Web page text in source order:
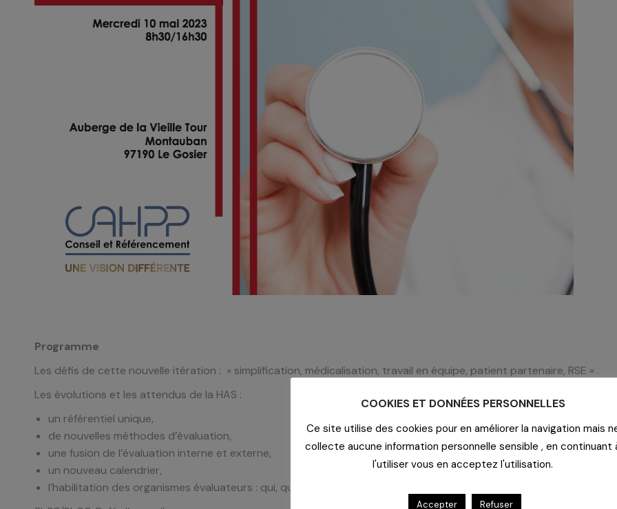
Programme
Les défis de cette nouvelle itération : » simplification, médicalisation, travail en équipe, patient partenaire, RSE « .
Les évolutions et les attendus de la HAS :
un référentiel unique,
de nouvelles méthodes d’évaluation,
une fusion de l’évaluation interne et externe,
un nouveau calendrier,
l’habilitation des organismes évaluateurs : qui, quoi, quand, comment ?
COOKIES ET DONNÉES PERSONNELLES
Ce site utilise des cookies pour en améliorer la navigation mais
collecte aucune information personnelle sensible , en continuant
l'utiliser vous en acceptez l'utilisation.
Accepter Refuser